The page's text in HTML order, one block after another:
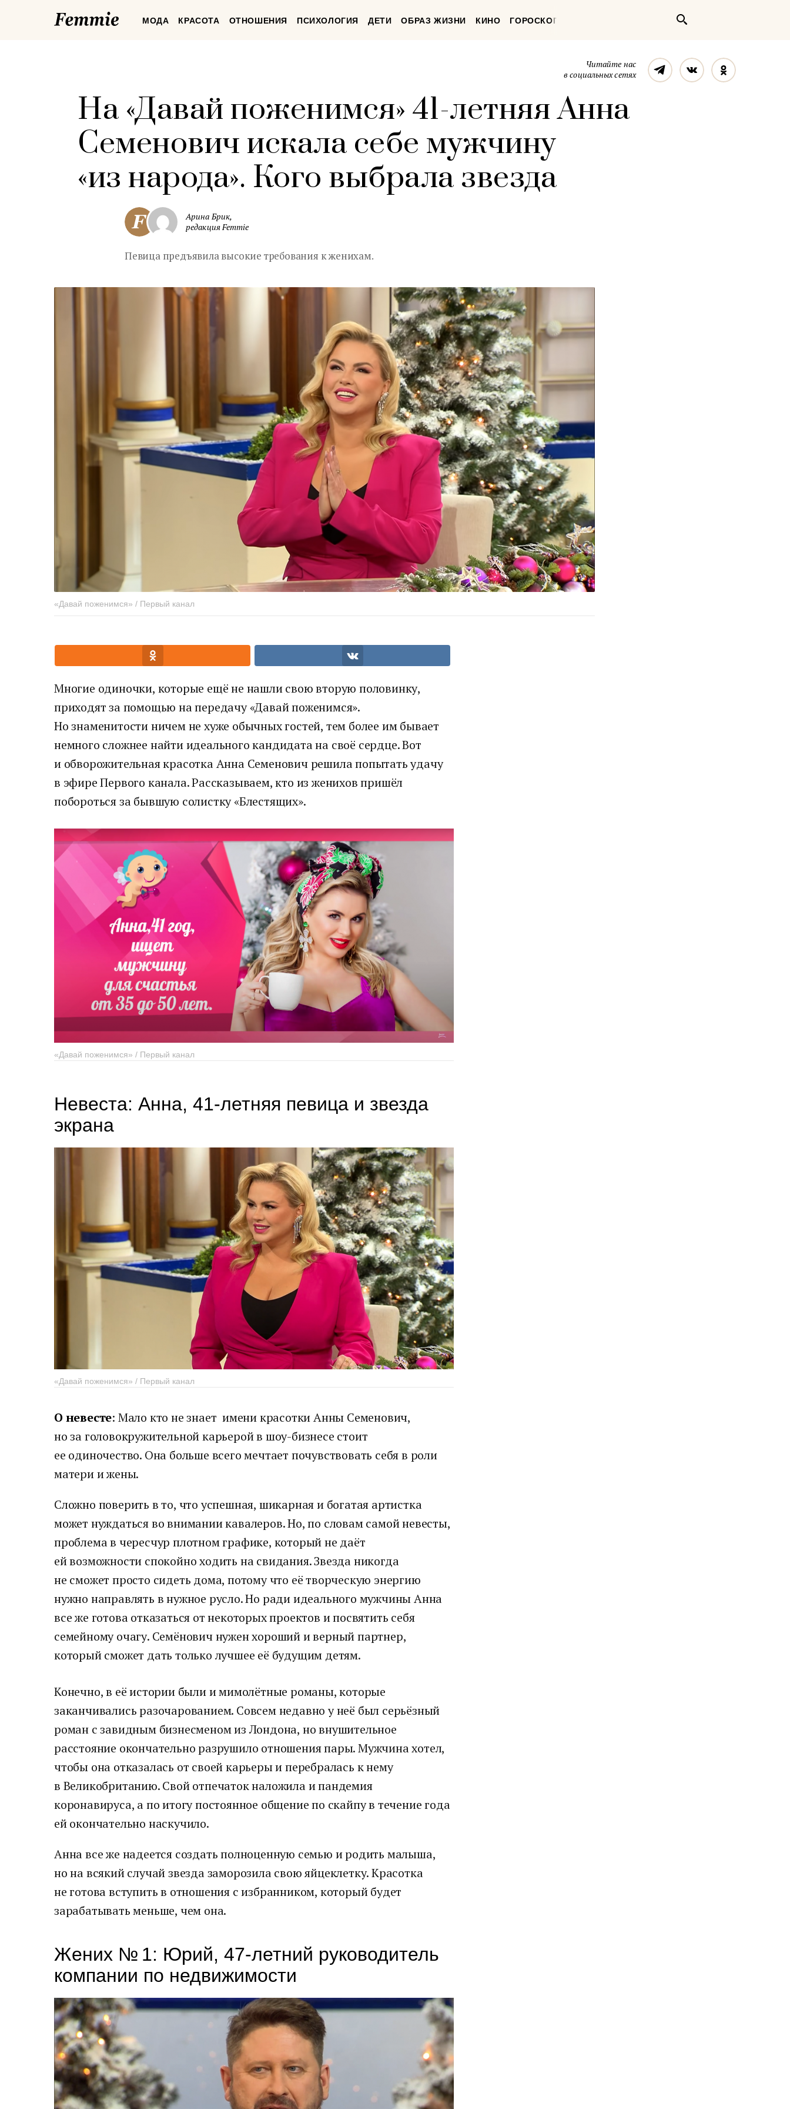
FemmieМОДА КРАСОТА ОТНОШЕНИЯ ПСИХОЛОГИЯ ДЕТИ ОБРАЗ ЖИЗНИ КИНО ГОРОСКОП
Читайте нас
в социальных сетях
ТелеграмВконтакте
На «Давай поженимся» 41-летняя Анна
Семенович искала себе мужчину
«из народа». Кого выбрала звезда
Арина Брик,
редакция Femmie
Певица предъявила высокие требования к женихам.
«Давай поженимся» / Первый канал
Многие одиночки, которые ещё не нашли свою вторую половинку,
приходят за помощью на передачу «Давай поженимся».
Но знаменитости ничем не хуже обычных гостей, тем более им бывает
немного сложнее найти идеального кандидата на своё сердце. Вот
и обворожительная красотка Анна Семенович решила попытать удачу
в эфире Первого канала. Рассказываем, кто из женихов пришёл
побороться за бывшую солистку «Блестящих».
«Давай поженимся» / Первый канал
Невеста: Анна, 41-летняя певица и звезда
экрана
«Давай поженимся» / Первый канал
О невесте: Мало кто не знает имени красотки Анны Семенович,
но за головокружительной карьерой в шоу-бизнесе стоит
ее одиночество. Она больше всего мечтает почувствовать себя в роли
матери и жены.
Сложно поверить в то, что успешная, шикарная и богатая артистка
может нуждаться во внимании кавалеров. Но, по словам самой невесты,
проблема в чересчур плотном графике, который не даёт
ей возможности спокойно ходить на свидания. Звезда никогда
не сможет просто сидеть дома, потому что её творческую энергию
нужно направлять в нужное русло. Но ради идеального мужчины Анна
все же готова отказаться от некоторых проектов и посвятить себя
семейному очагу. Семёнович нужен хороший и верный партнер,
который сможет дать только лучшее её будущим детям.
Конечно, в её истории были и мимолётные романы, которые
заканчивались разочарованием. Совсем недавно у неё был серьёзный
роман с завидным бизнесменом из Лондона, но внушительное
расстояние окончательно разрушило отношения пары. Мужчина хотел,
чтобы она отказалась от своей карьеры и перебралась к нему
в Великобританию. Свой отпечаток наложила и пандемия
коронавируса, а по итогу постоянное общение по скайпу в течение года
ей окончательно наскучило.
Анна все же надеется создать полноценную семью и родить малыша,
но на всякий случай звезда заморозила свою яйцеклетку. Красотка
не готова вступить в отношения с избранником, который будет
зарабатывать меньше, чем она.
Жених № 1: Юрий, 47-летний руководитель
компании по недвижимости